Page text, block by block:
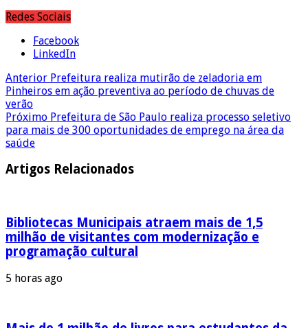
Redes Sociais
Facebook
LinkedIn
Anterior Prefeitura realiza mutirão de zeladoria em
Pinheiros em ação preventiva ao período de chuvas de
verão
Próximo Prefeitura de São Paulo realiza processo seletivo
para mais de 300 oportunidades de emprego na área da
saúde
Artigos Relacionados
Bibliotecas Municipais atraem mais de 1,5
milhão de visitantes com modernização e
programação cultural
5 horas ago